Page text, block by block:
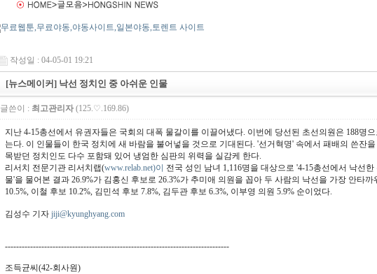
작성일 : 04-05-01 19:21
[뉴스메이커] 낙선 정치인 중 아쉬운 인물
글쓴이 : 최고관리자(125.♡.169.86)
지난 4-15총선에서 유권자들은 국회의 대폭 물갈이를 이끌어냈다. 이번에 당선된 초선의원은 188명
는다. 이 인물들이 한국 정치에 새 바람을 불어넣을 것으로 기대된다. '선거혁명' 속에서 패배의 쓴잔
목받던 정치인도 다수 포함돼 있어 냉엄한 심판의 위력을 실감케 한다.
리서치 전문기관 리서치랩(www.relab.net)이
전국 성인 남녀 1,116명을 대상으로 '4-15총선에서 낙선
물'을 물어본 결과 26.9%가 김홍신 후보로 26.3%가 추미애 의원을 꼽아 두 사람의 낙선을 가장 안타
10.5%, 이철 후보 10.2%, 김민석 후보 7.8%, 김두관 후보 6.3%, 이부영 의원 5.9% 순이었다.
김성수 기자 jiji@kyunghyang.com
--------------------------------------------------------------------------------
조득균씨(42-회사원)